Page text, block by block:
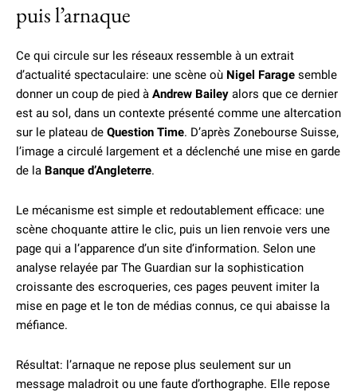
puis l’arnaque
Ce qui circule sur les réseaux ressemble à un extrait
d’actualité spectaculaire: une scène où Nigel Farage semble
donner un coup de pied à Andrew Bailey alors que ce dernier
est au sol, dans un contexte présenté comme une altercation
sur le plateau de Question Time. D’après Zonebourse Suisse,
l’image a circulé largement et a déclenché une mise en garde
de la Banque d’Angleterre.
Le mécanisme est simple et redoutablement efficace: une
scène choquante attire le clic, puis un lien renvoie vers une
page qui a l’apparence d’un site d’information. Selon une
analyse relayée par The Guardian sur la sophistication
croissante des escroqueries, ces pages peuvent imiter la
mise en page et le ton de médias connus, ce qui abaisse la
méfiance.
Résultat: l’arnaque ne repose plus seulement sur un
message maladroit ou une faute d’orthographe. Elle repose